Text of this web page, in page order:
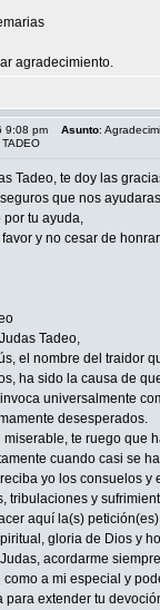
agradecimiento.
9:08 pm Asunto:
Tadeo, te doy las
que nos
por tu ayuda,
y no cesar de
Tadeo,
el nombre del traidor
ha sido la causa de
universalmente
desesperados.
miserable, te ruego que
cuando casi se
yo los consuelos y
tribulaciones y
aquí la(s)
gloria de Dios y
acordarme
a mi especial y
para extender tu